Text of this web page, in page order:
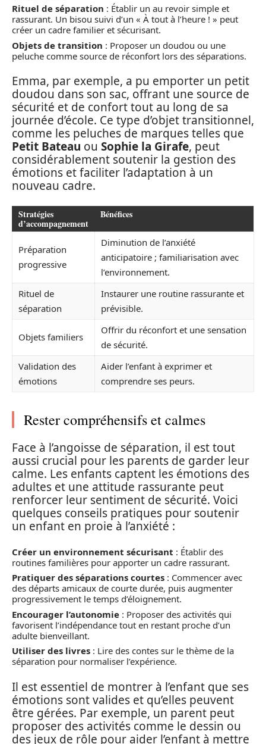
Rituel de séparation : Établir un au revoir simple et
rassurant. Un bisou suivi d’un « À tout à l’heure ! » peut
créer un cadre familier et sécurisant.
Objets de transition : Proposer un doudou ou une
peluche comme source de réconfort lors des séparations.
Emma, par exemple, a pu emporter un petit
doudou dans son sac, offrant une source de
sécurité et de confort tout au long de sa
journée d’école. Ce type d’objet transitionnel,
comme les peluches de marques telles que
Petit Bateau ou Sophie la Girafe, peut
considérablement soutenir la gestion des
émotions et faciliter l’adaptation à un
nouveau cadre.
Stratégies
d’accompagnement
Bénéfices
Préparation
progressive
Diminution de l’anxiété
anticipatoire ; familiarisation avec
l’environnement.
Rituel de
séparation
Instaurer une routine rassurante et
prévisible.
Objets familiers
Offrir du réconfort et une sensation
de sécurité.
Validation des
émotions
Aider l’enfant à exprimer et
comprendre ses peurs.
Rester compréhensifs et calmes
Face à l’angoisse de séparation, il est tout
aussi crucial pour les parents de garder leur
calme. Les enfants captent les émotions des
adultes et une attitude rassurante peut
renforcer leur sentiment de sécurité. Voici
quelques conseils pratiques pour soutenir
un enfant en proie à l’anxiété :
Créer un environnement sécurisant : Établir des
routines familières pour apporter un cadre rassurant.
Pratiquer des séparations courtes : Commencer avec
des départs amicaux de courte durée, puis augmenter
progressivement le temps d’éloignement.
Encourager l’autonomie : Proposer des activités qui
favorisent l’indépendance tout en restant proche d’un
adulte bienveillant.
Utiliser des livres : Lire des contes sur le thème de la
séparation pour normaliser l’expérience.
Il est essentiel de montrer à l’enfant que ses
émotions sont valides et qu’elles peuvent
être gérées. Par exemple, un parent peut
proposer des activités comme le dessin ou
des jeux de rôle pour aider l’enfant à mettre